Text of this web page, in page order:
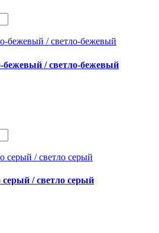
/ светло-бежевый
/ светло серый